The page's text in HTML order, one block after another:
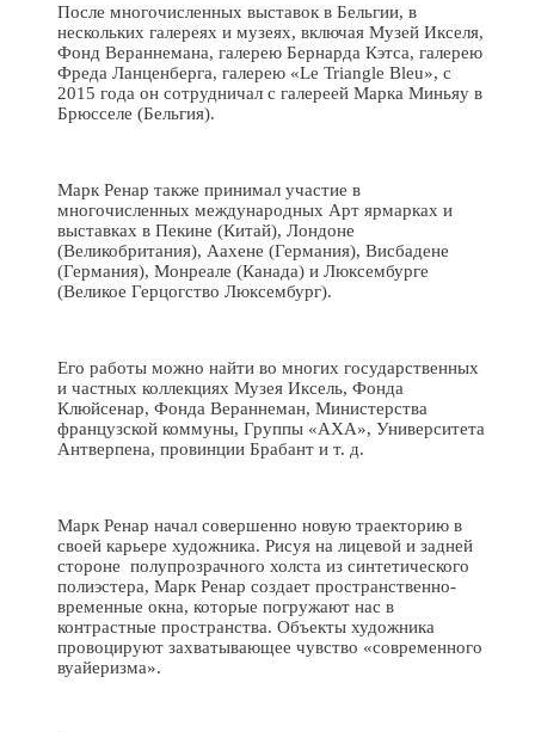
После многочисленных выставок в Бельгии, в
нескольких галереях и музеях, включая Музей Икселя,
Фонд Вераннемана, галерею Бернарда Кэтса, галерею
Фреда Ланценберга, галерею «Le Triangle Bleu», с
2015 года он сотрудничал с галереей Марка Миньяу в
Брюсселе (Бельгия).
Марк Ренар также принимал участие в
многочисленных международных Арт ярмарках и
выставках в Пекине (Китай), Лондоне
(Великобритания), Аахене (Германия), Висбадене
(Германия), Монреале (Канада) и Люксембурге
(Великое Герцогство Люксембург).
Его работы можно найти во многих государственных
и частных коллекциях Музея Иксель, Фонда
Клюйсенар, Фонда Вераннеман, Министерства
французской коммуны, Группы «AXA», Университета
Антверпена, провинции Брабант и т. д.
Марк Ренар начал совершенно новую траекторию в
своей карьере художника. Рисуя на лицевой и задней
стороне полупрозрачного холста из синтетического
полиэстера, Марк Ренар создает пространственно-
временные окна, которые погружают нас в
контрастные пространства. Объекты художника
провоцируют захватывающее чувство «современного
вуайеризма».